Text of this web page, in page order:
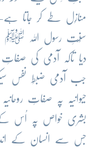
منازِل طے کر جاتا ہے
سُنّتِ رسول اللہ ﷺ
دیا تاکہ آدمی کی صفاتِ
جب آدمی ضبطِ نفس
حیوانیّہ پہ صفاتِ روحانیّہ
بشری خواص پہ اُس
جس سے انسان کے